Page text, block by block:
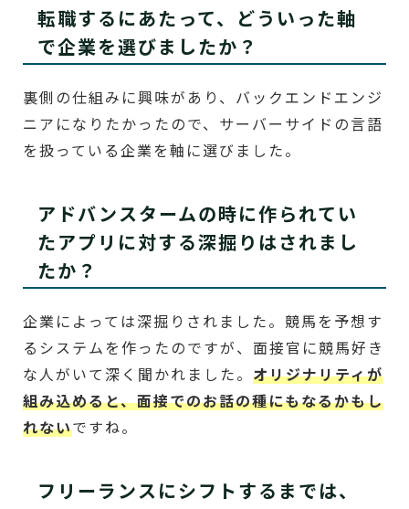
転職するにあたって、どういった軸
で企業を選びましたか？
裏側の仕組みに興味があり、バックエンドエンジ
ニアになりたかったので、サーバーサイドの言語
を扱っている企業を軸に選びました。
アドバンスタームの時に作られてい
たアプリに対する深掘りはされまし
たか？
企業によっては深掘りされました。競馬を予想す
るシステムを作ったのですが、面接官に競馬好き
な人がいて深く聞かれました。 オリジナリティが
組み込めると、面接でのお話の種にもなるかもし
れないですね。
フリーランスにシフトするまでは、